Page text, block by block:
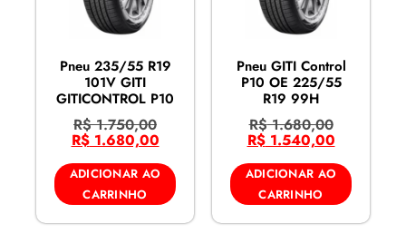
Pneu 235/55 R19
101V GITI
GITICONTROL P10
R$1.750,00
R$1.680,00
ADICIONAR AO
CARRINHO
Pneu GITI Control
P10 OE 225/55
R19 99H
R$1.680,00
R$1.540,00
ADICIONAR AO
CARRINHO